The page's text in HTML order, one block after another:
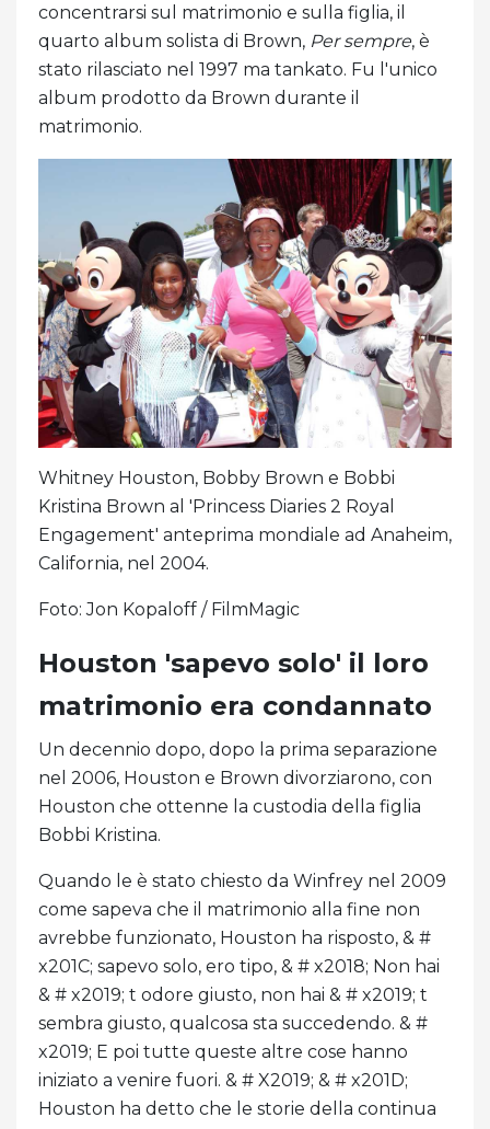
concentrarsi sul matrimonio e sulla figlia, il
quarto album solista di Brown, Per sempre, è
stato rilasciato nel 1997 ma tankato. Fu l'unico
album prodotto da Brown durante il
matrimonio.
Whitney Houston, Bobby Brown e Bobbi
Kristina Brown al 'Princess Diaries 2 Royal
Engagement' anteprima mondiale ad Anaheim,
California, nel 2004.
Foto: Jon Kopaloff / FilmMagic
Houston 'sapevo solo' il loro
matrimonio era condannato
Un decennio dopo, dopo la prima separazione
nel 2006, Houston e Brown divorziarono, con
Houston che ottenne la custodia della figlia
Bobbi Kristina.
Quando le è stato chiesto da Winfrey nel 2009
come sapeva che il matrimonio alla fine non
avrebbe funzionato, Houston ha risposto, & #
x201C; sapevo solo, ero tipo, & # x2018; Non hai
& # x2019; t odore giusto, non hai & # x2019; t
sembra giusto, qualcosa sta succedendo. & #
x2019; E poi tutte queste altre cose hanno
iniziato a venire fuori. & # X2019; & # x201D;
Houston ha detto che le storie della continua